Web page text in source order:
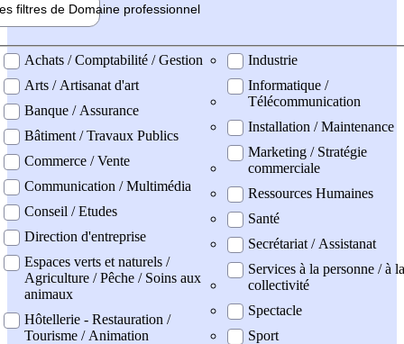
filtres de Domaine professionnel
professionel
Achats / Comptabilité / Gestion
Arts / Artisanat d'art
Banque / Assurance
Bâtiment / Travaux Publics
Commerce / Vente
Communication / Multimédia
Conseil / Etudes
Direction d'entreprise
Espaces verts et naturels /
Agriculture / Pêche / Soins aux
animaux
Hôtellerie - Restauration /
Tourisme / Animation
Industrie
Informatique /
Télécommunication
Installation / Maintenance
Marketing / Stratégie
commerciale
Ressources Humaines
Santé
Secrétariat / Assistanat
Services à la personne / à la
collectivité
Spectacle
Sport